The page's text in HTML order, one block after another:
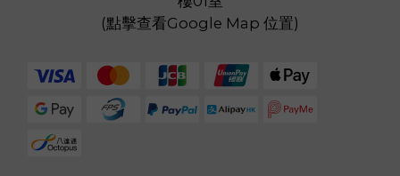
(點擊查看Google Map 位置)